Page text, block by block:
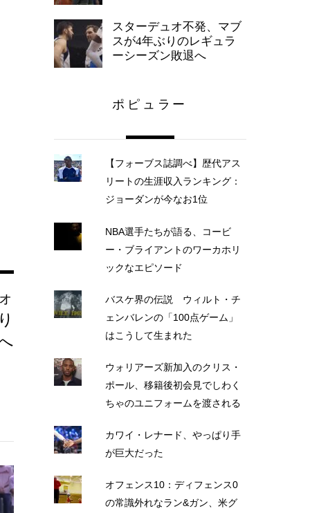
スターデュオ不発、マブ
スが4年ぶりのレギュラ
ーシーズン敗退へ
ポピュラー
【フォーブス誌調べ】歴代アス
リートの生涯収入ランキング：
ジョーダンが今なお1位
NBA選手たちが語る、コービ
ー・ブライアントのワーカホリ
ックなエピソード
バスケ界の伝説 ウィルト・チ
ェンバレンの「100点ゲーム」
はこうして生まれた
ウォリアーズ新加入のクリス・
ポール、移籍後初会見でしわく
ちゃのユニフォームを渡される
カワイ・レナード、やっぱり手
が巨大だった
オフェンス10：ディフェンス0
の常識外れなラン&ガン、米グ